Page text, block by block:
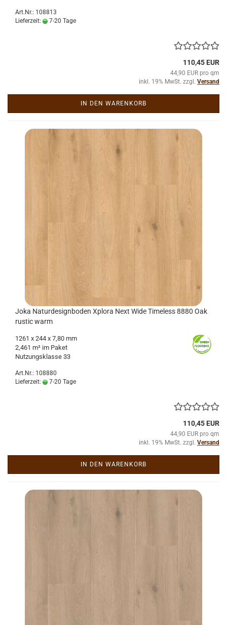
Art.Nr.: 108813
Lieferzeit:
7-20 Tage
110,45 EUR
44,90 EUR pro qm
inkl. 19% MwSt. zzgl. Versand
IN DEN WARENKORB
Joka Na­tur­de­sign­bo­den Xplo­ra Next Wide Ti­me­l­ess 8880 Oak
rustic warm
1261 x 244 x 7,80 mm
2,461 m² im Paket
Nut­zungs­klas­se 33
Art.Nr.: 108880
Lieferzeit:
7-20 Tage
110,45 EUR
44,90 EUR pro qm
inkl. 19% MwSt. zzgl. Versand
IN DEN WARENKORB